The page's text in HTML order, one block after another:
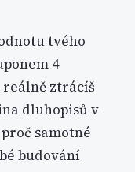
tvého
4
reálně ztrácíš
dluhopisů v
samotné
budování